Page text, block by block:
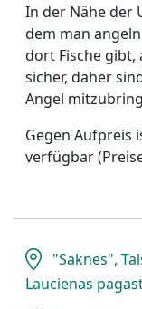
In der Nähe der
dem man
dort Fische gibt,
sicher, daher
Angel
Gegen Aufpreis
verfügbar
"Saknes",
Laucienas